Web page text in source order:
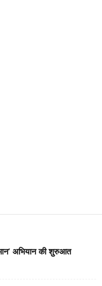
अभियान की शुरुआत